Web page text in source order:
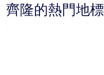
所
變
齊隆的熱門地標